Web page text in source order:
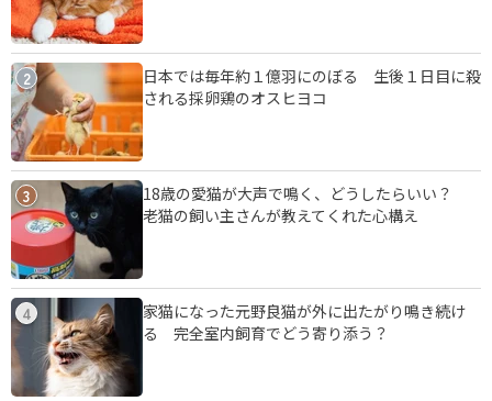
2
日本では毎年約１億羽にのぼる 生後１日目に殺
される採卵鶏のオスヒヨコ
3
18歳の愛猫が大声で鳴く、どうしたらいい？
老猫の飼い主さんが教えてくれた心構え
4
家猫になった元野良猫が外に出たがり鳴き続け
る 完全室内飼育でどう寄り添う？